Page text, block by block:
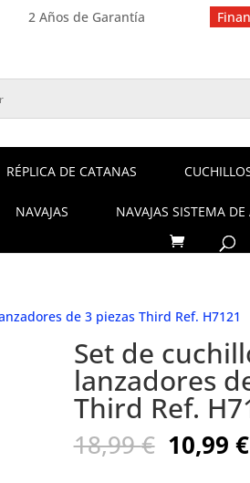
2 Años de Garantía
RÉPLICA DE CATANAS
NAVAJAS NAVAJAS SISTEMA
de 3 piezas Third Ref. H7121
Set de
lanzadores
Third Ref.
18,99€ El
precio
10,99 €